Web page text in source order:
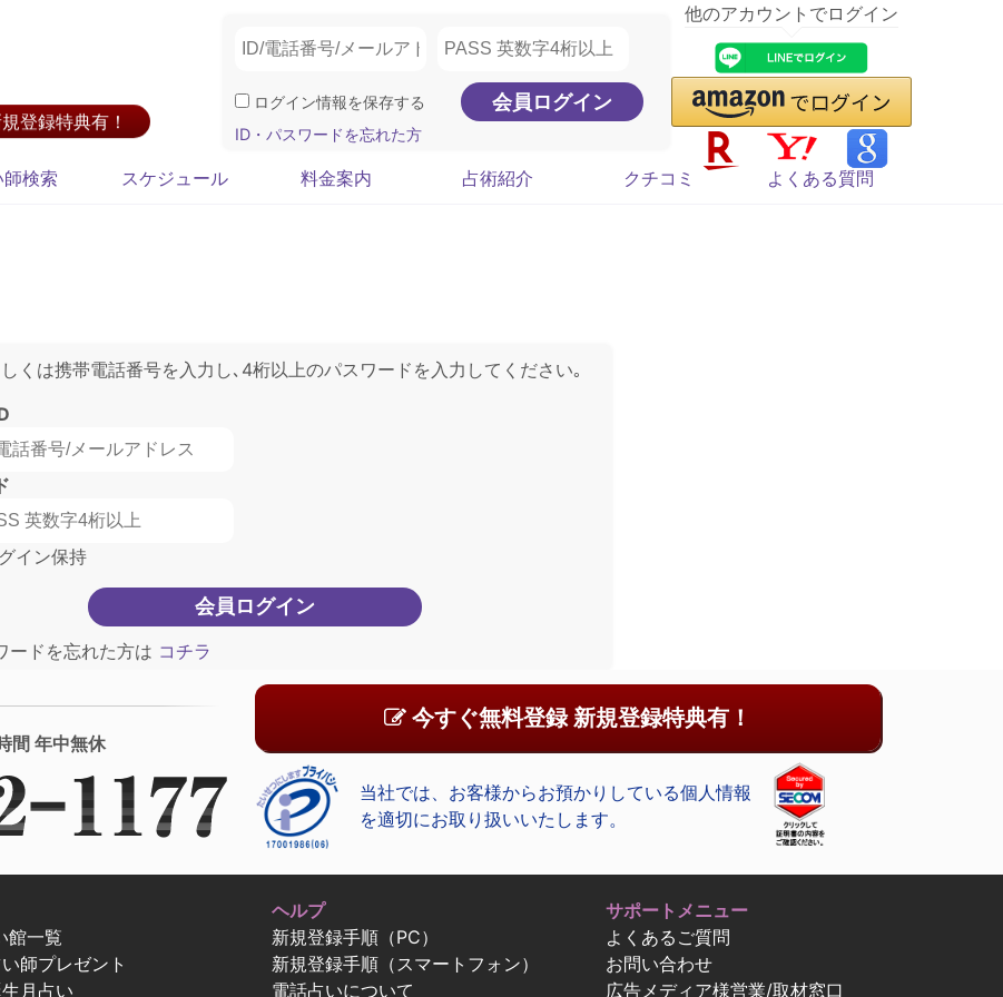
登録特典有！
ログイン情報を保存する
ID・パスワードを忘れた方
他のアカウントでログイン
師検索 スケジュール 料金案内 占術紹介 クチコミ よくある質問
くは携帯電話番号を入力し､4桁以上のパスワードを入力してください｡
イン保持
ードを忘れた方は コチラ
間 年中無休
今すぐ無料登録 新規登録特典有！
当社では、お客様からお預かりしている個人情報
を適切にお取り扱いいたします。
館一覧
師プレゼント
月占い
ヘルプ
新規登録手順（PC）
新規登録手順（スマートフォン）
電話占いについて
サポートメニュー
よくあるご質問
お問い合わせ
広告メディア様営業/取材窓口